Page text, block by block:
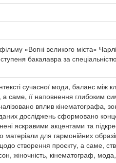
«Вогні великого міста»
ступеня бакалавра за
сучасної моди, баланс між
а саме, її наповнення глибоким
вплив кінематографа,
даних досліджень сформовано
яскравими акцентами та
для гармонійних
створення проєкту, а саме,
жіночність, кінематограф,